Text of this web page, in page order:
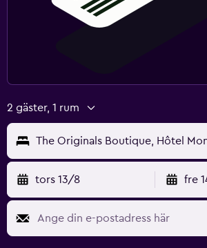
2 gäster, 1 rum
The Originals Boutique, Hôtel
tors 13/8 fre